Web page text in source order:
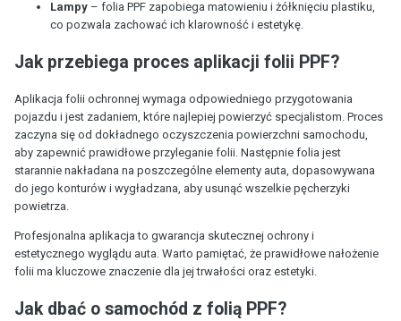
Lampy – folia PPF zapobiega matowieniu i żółknięciu plastiku,
co pozwala zachować ich klarowność i estetykę.
Jak przebiega proces aplikacji folii PPF?
Aplikacja folii ochronnej wymaga odpowiedniego przygotowania
pojazdu i jest zadaniem, które najlepiej powierzyć specjalistom. Proces
zaczyna się od dokładnego oczyszczenia powierzchni samochodu,
aby zapewnić prawidłowe przyleganie folii. Następnie folia jest
starannie nakładana na poszczególne elementy auta, dopasowywana
do jego konturów i wygładzana, aby usunąć wszelkie pęcherzyki
powietrza.
Profesjonalna aplikacja to gwarancja skutecznej ochrony i
estetycznego wyglądu auta. Warto pamiętać, że prawidłowe nałożenie
folii ma kluczowe znaczenie dla jej trwałości oraz estetyki.
Jak dbać o samochód z folią PPF?